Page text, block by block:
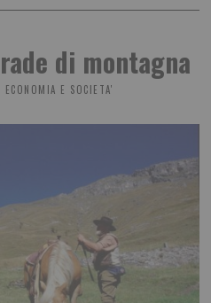
di montagna
ECONOMIA E SOCIETA'